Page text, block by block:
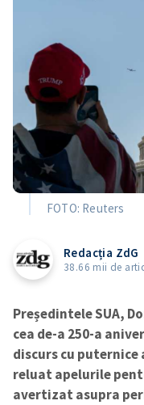
FOTO: Reuters
Redacția ZdG
38.66 mii de
Președintele SUA,
cea de-a 250-a
discurs cu puternice
reluat apelurile
avertizat asupra